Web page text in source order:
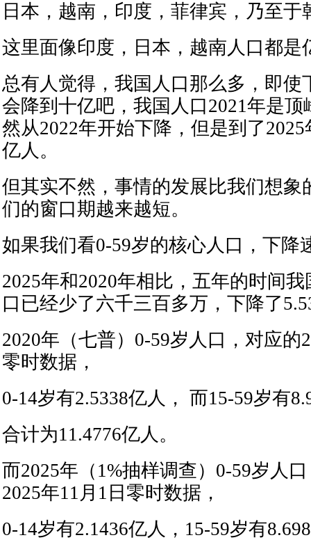
日本，越南，印度，菲律宾，乃至于
这里面像印度，日本，越南人口都是
总有人觉得，我国人口那么多，即使
会降到十亿吧，我国人口2021年是顶
然从2022年开始下降，但是到了2025
亿人。
但其实不然，事情的发展比我们想象
们的窗口期越来越短。
如果我们看0-59岁的核心人口，下降
2025年和2020年相比，五年的时间
口已经少了六千三百多万，下降了
2020年（七普）0-59岁人口，对应的
零时数据，
0-14岁有2.5338亿人， 而15-59岁有
合计为11.4776亿人。
而2025年（1%抽样调查）0-59岁人
2025年11月1日零时数据，
0-14岁有2.1436亿人，15-59岁有